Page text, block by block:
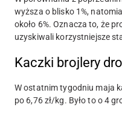
wyższa o blisko 1%,
około 6%. Oznacza to, że
uzyskiwali korzystniejsze
Kaczki brojlery
W ostatnim tygodniu maja
po 6,76 zł/kg. Było to o 4